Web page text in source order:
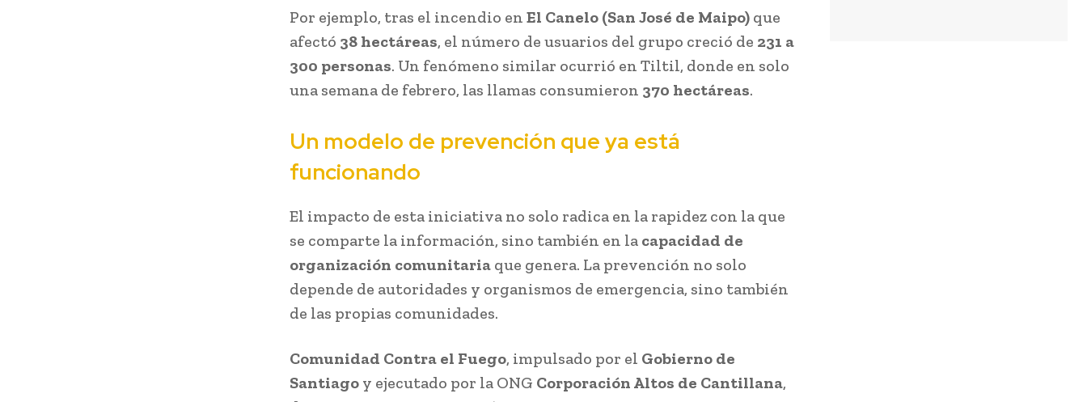
Por ejemplo, tras el incendio en El Canelo (San José de Maipo) que
afectó 38 hectáreas, el número de usuarios del grupo creció de 231 a
300 personas. Un fenómeno similar ocurrió en Tiltil, donde en solo
una semana de febrero, las llamas consumieron 370 hectáreas.
Un modelo de prevención que ya está
funcionando
El impacto de esta iniciativa no solo radica en la rapidez con la que
se comparte la información, sino también en la capacidad de
organización comunitaria que genera. La prevención no solo
depende de autoridades y organismos de emergencia, sino también
de las propias comunidades.
Comunidad Contra el Fuego, impulsado por el Gobierno de
Santiago y ejecutado por la ONG Corporación Altos de Cantillana,